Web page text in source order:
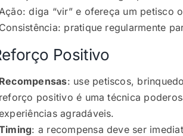
Ação: diga “vir” e ofereça um petisco
Consistência: pratique regularmente
Positivo
Recompensas: use petiscos,
reforço positivo é uma técnica
agradáveis.
: a recompensa deve ser